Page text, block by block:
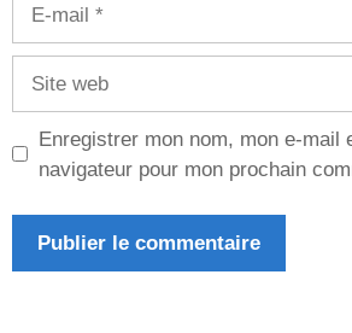
Enregistrer mon nom, mon e-mail
navigateur pour mon prochain